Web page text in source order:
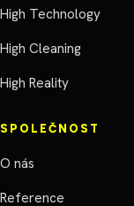
High Technology
High Cleaning
High Reality
SPOLEČNOST
O nás
Reference